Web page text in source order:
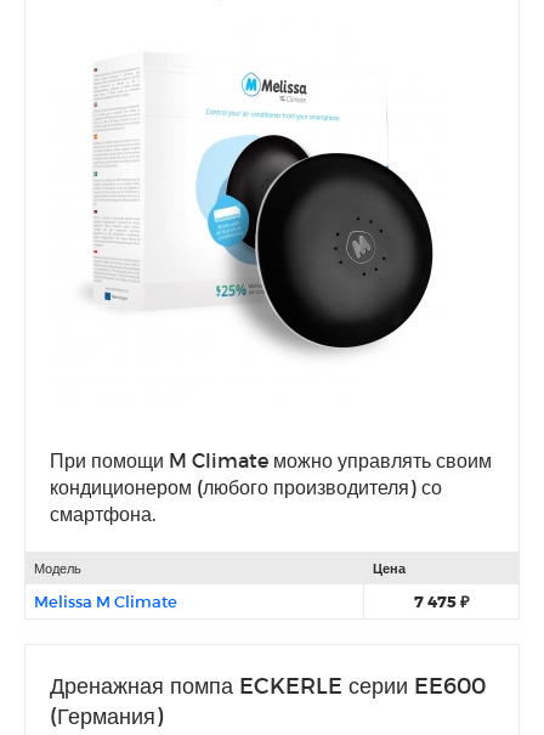
При помощи M Climate можно управлять своим
кондиционером (любого производителя) со
смартфона.
Модель Цена
Melissa M Climate 7 475 ₽
Дренажная помпа ECKERLE серии EE600
(Германия)